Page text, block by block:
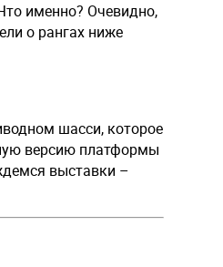
именно? Очевидно,
о рангах ниже
шасси, которое
версию платформы
выставки –